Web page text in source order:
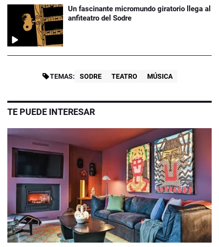
Un fascinante micromundo giratorio llega al
anfiteatro del Sodre
TEMAS: SODRE TEATRO MÚSICA
TE PUEDE INTERESAR